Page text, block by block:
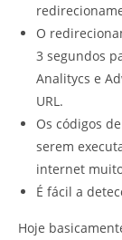
O
3 segundos
Analitycs e
URL.
Os códigos
serem
internet
É fácil a
Hoje